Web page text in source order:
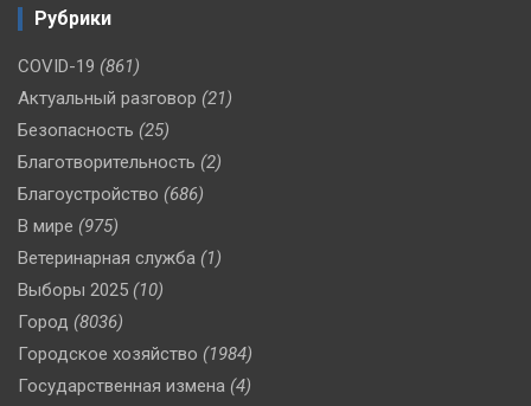
Рубрики
COVID-19 (861)
Актуальный разговор (21)
Безопасность (25)
Благотворительность (2)
Благоустройство (686)
В мире (975)
Ветеринарная служба (1)
Выборы 2025 (10)
Город (8036)
Городское хозяйство (1984)
Государственная измена (4)